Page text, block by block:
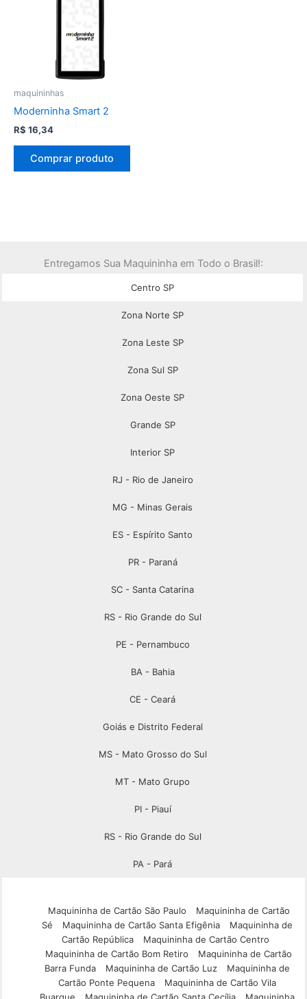
maquininhas
Moderninha Smart 2
R$ 16,34
Comprar produto
Entregamos Sua Maquininha em Todo o Brasil!:
Centro SP
Zona Norte SP
Zona Leste SP
Zona Sul SP
Zona Oeste SP
Grande SP
Interior SP
RJ - Rio de Janeiro
MG - Minas Gerais
ES - Espírito Santo
PR - Paraná
SC - Santa Catarina
RS - Rio Grande do Sul
PE - Pernambuco
BA - Bahia
CE - Ceará
Goiás e Distrito Federal
MS - Mato Grosso do Sul
MT - Mato Grupo
PI - Piauí
RS - Rio Grande do Sul
PA - Pará
Maquininha de Cartão São Paulo
Maquininha de Cartão
Sé
Maquininha de Cartão Santa Efigênia
Maquininha de
Cartão República
Maquininha de Cartão Centro
Maquininha de Cartão Bom Retiro
Maquininha de Cartão
Barra Funda
Maquininha de Cartão Luz
Maquininha de
Cartão Ponte Pequena
Maquininha de Cartão Vila